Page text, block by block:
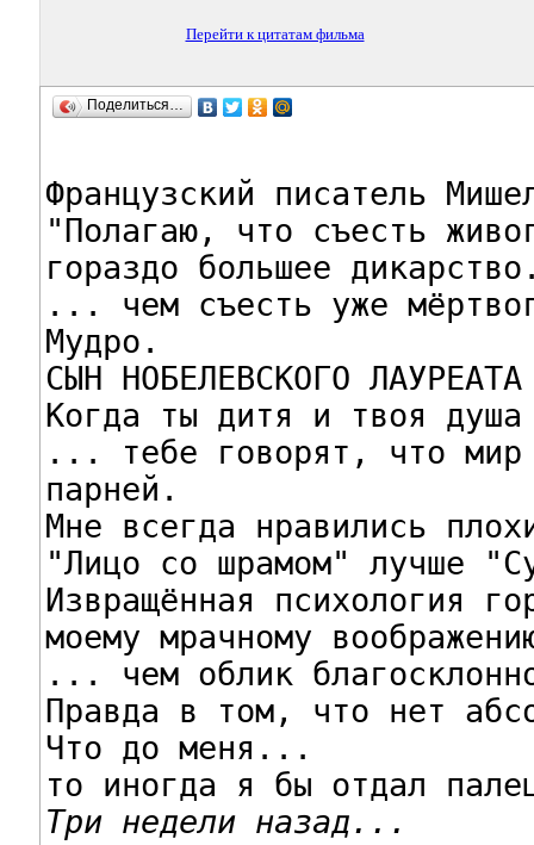
Перейти к цитатам фильма
Поделиться…
Французский писатель
"Полагаю, что съесть
гораздо большее
... чем съесть уже
Мудро.
СЫН НОБЕЛЕВСКОГО ЛАУРЕАТА
Когда ты дитя и твоя
... тебе говорят, что мир
парней.
Мне всегда нравились
"Лицо со шрамом" лучше
Извращённая психология
моему мрачному
... чем облик
Правда в том, что нет
Что до меня...
Три недели назад...